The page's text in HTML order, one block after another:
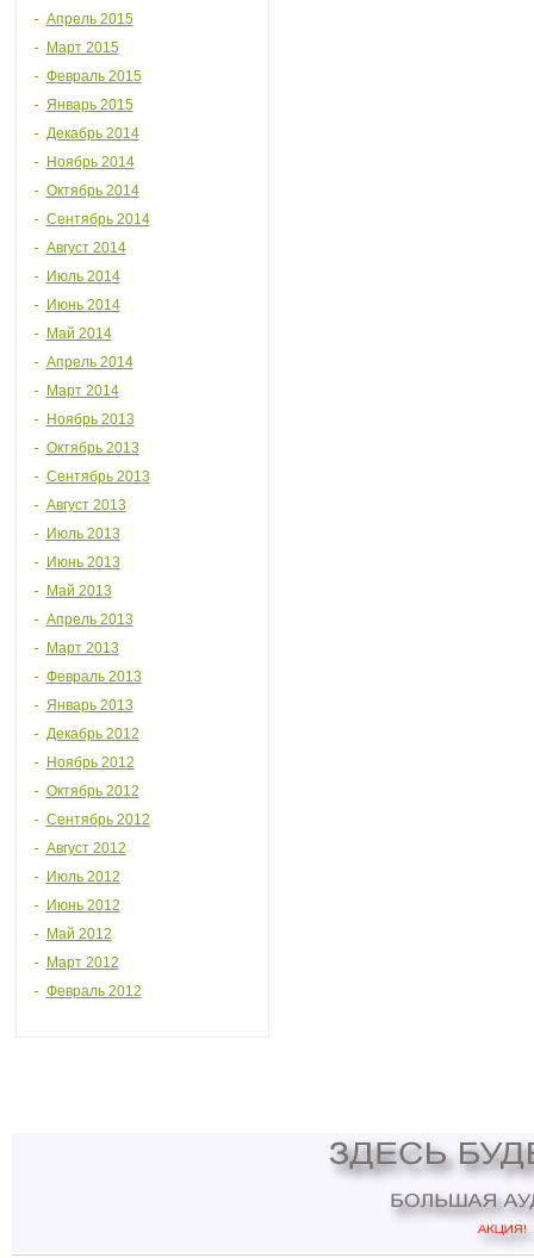
Апрель 2015
Март 2015
Февраль 2015
Январь 2015
Декабрь 2014
Ноябрь 2014
Октябрь 2014
Сентябрь 2014
Август 2014
Июль 2014
Июнь 2014
Май 2014
Апрель 2014
Март 2014
Ноябрь 2013
Октябрь 2013
Сентябрь 2013
Август 2013
Июль 2013
Июнь 2013
Май 2013
Апрель 2013
Март 2013
Февраль 2013
Январь 2013
Декабрь 2012
Ноябрь 2012
Октябрь 2012
Сентябрь 2012
Август 2012
Июль 2012
Июнь 2012
Май 2012
Март 2012
Февраль 2012